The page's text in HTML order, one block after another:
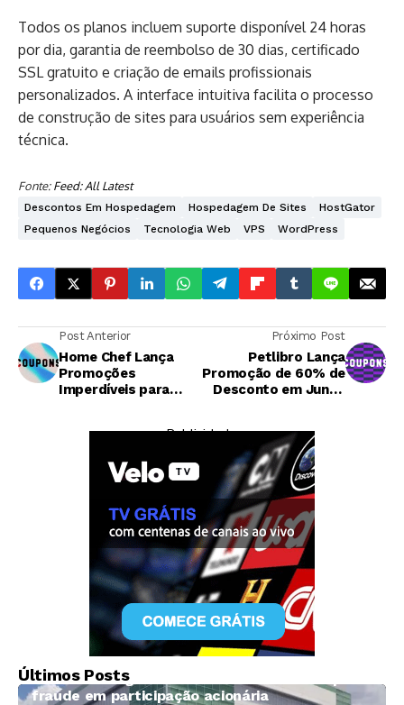
Todos os planos incluem suporte disponível 24 horas
por dia, garantia de reembolso de 30 dias, certificado
SSL gratuito e criação de emails profissionais
personalizados. A interface intuitiva facilita o processo
de construção de sites para usuários sem experiência
técnica.
Fonte:Feed: All Latest
Descontos Em Hospedagem Hospedagem De Sites
HostGator
Pequenos Negócios
Tecnologia Web VPS WordPress
Post Anterior
Home Chef Lança
Promoções
Imperdíveis para
Próximo Post
Petlibro Lança
Promoção de 60% de
Desconto em Junho
— Publicidade —
Últimos Posts
Economia
Sete ex-funcionários processam Prime Data
Centers e exigem 400 milhões de dólares por
fraude em participação acionária